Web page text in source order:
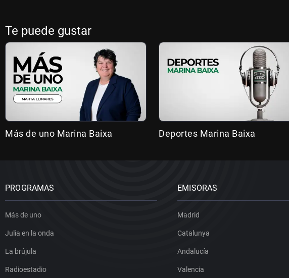
Te puede gustar
Más de uno Marina Baixa Deportes Marina Baixa
PROGRAMAS
Más de uno
Julia en la onda
La brújula
Radioestadio
EMISORAS
Madrid
Catalunya
Andalucía
Valencia